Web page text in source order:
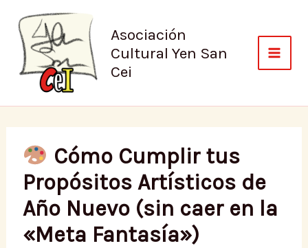
contenido
Asociación
Cultural Yen San
Cei
Cómo Cumplir tus
Propósitos Artísticos de
Año Nuevo (sin caer en la
«Meta Fantasía»)